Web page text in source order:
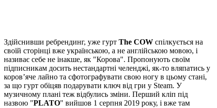
Здійснивши ребрендинг, уже гурт The COW спілкується на
своїй сторінці вже українською, а не англійською мовою, і
називає себе не інакше, як "Корова". Пропонують своїм
підписникам досить нестандартні челенджі, як-то вляпатись у
коров’яче лайно та сфотографувати свою ногу в цьому стані,
за що гурт обіцяв подарувати ключ від гри у Steam. У
музичному плані теж відбулись зміни. Перший кліп під
назвою "PLATO" вийшов 1 серпня 2019 року, і вже там